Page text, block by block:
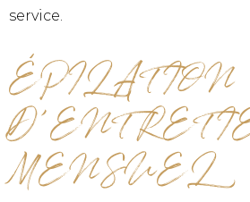
service.
ÉPILATION
MENSUEL